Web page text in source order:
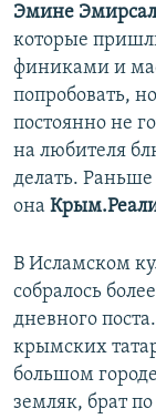
Эмине
которые
финиками и
попробовать,
постоянно не
на любителя
делать.
она
В Исламском
собралось
дневного
крымских
большом
земляк, брат